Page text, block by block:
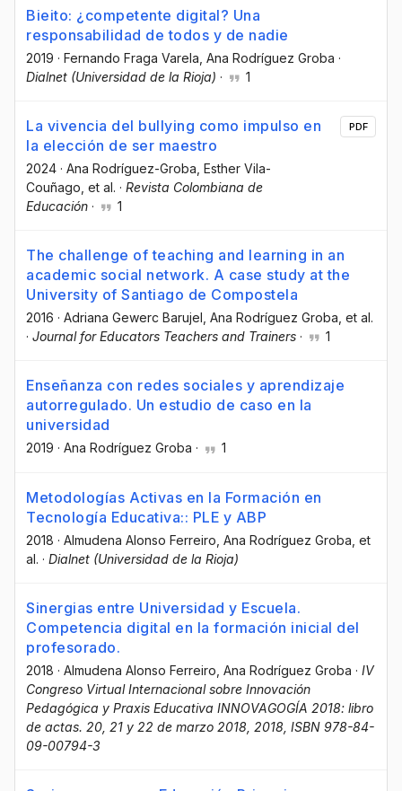
Bieito: ¿competente digital? Una
responsabilidad de todos y de nadie
2019 · Fernando Fraga Varela , Ana Rodríguez Groba ·
Dialnet (Universidad de la Rioja) · 1
La vivencia del bullying como impulso en
la elección de ser maestro
2024 · Ana Rodríguez-Groba , Esther Vila-
Couñago , et al. · Revista Colombiana de
Educación · 1
PDF
The challenge of teaching and learning in an
academic social network. A case study at the
University of Santiago de Compostela
2016 · Adriana Gewerc Barujel , Ana Rodríguez Groba , et al.
· Journal for Educators Teachers and Trainers · 1
Enseñanza con redes sociales y aprendizaje
autorregulado. Un estudio de caso en la
universidad
2019 · Ana Rodríguez Groba · 1
Metodologías Activas en la Formación en
Tecnología Educativa:: PLE y ABP
2018 · Almudena Alonso Ferreiro , Ana Rodríguez Groba , et
al. · Dialnet (Universidad de la Rioja)
Sinergias entre Universidad y Escuela.
Competencia digital en la formación inicial del
profesorado.
2018 · Almudena Alonso Ferreiro , Ana Rodríguez Groba · IV
Congreso Virtual Internacional sobre Innovación
Pedagógica y Praxis Educativa INNOVAGOGÍA 2018: libro
de actas. 20, 21 y 22 de marzo 2018, 2018, ISBN 978-84-
09-00794-3